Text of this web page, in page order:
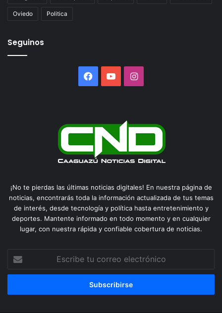
Oviedo Politica
Seguinos
Facebook
YouTubeInstagram
¡No te pierdas las últimas noticias digitales! En nuestra página de
noticias, encontrarás toda la información actualizada de tus temas
de interés, desde tecnología y política hasta entretenimiento y
deportes. Mantente informado en todo momento y en cualquier
lugar, con nuestra rápida y confiable cobertura de noticias.
correo